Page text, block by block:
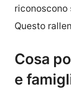
Questo
Cosa
e